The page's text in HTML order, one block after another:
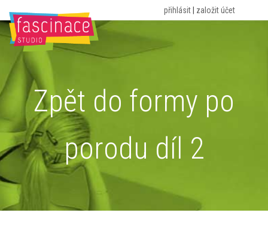
přihlásit založit účet
HOME
O NÁS
ROZVRH
CVIČENÍ
CENÍK
PORADNA
KONTAKT
BLOG
Zpět do formy po
porodu díl 2